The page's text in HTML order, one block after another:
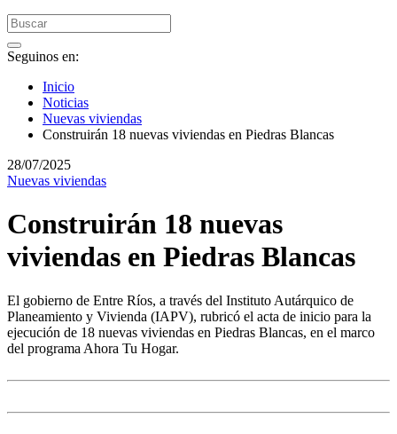
Seguinos en:
Inicio
Noticias
Nuevas viviendas
Construirán 18 nuevas viviendas en Piedras Blancas
28/07/2025
Nuevas viviendas
Construirán 18 nuevas
viviendas en Piedras Blancas
El gobierno de Entre Ríos, a través del Instituto Autárquico de
Planeamiento y Vivienda (IAPV), rubricó el acta de inicio para la
ejecución de 18 nuevas viviendas en Piedras Blancas, en el marco
del programa Ahora Tu Hogar.